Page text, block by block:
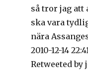
så tror jag att
ska vara
nära
2010-12-14
Retweeted by